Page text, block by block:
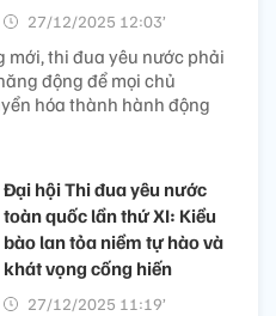
27/12/2025 12:03’
mới, thi đua yêu nước phải
động để mọi chủ
hóa thành hành động
Đại hội Thi đua yêu nước
toàn quốc lần thứ XI: Kiều
bào lan tỏa niềm tự hào và
khát vọng cống hiến
27/12/2025 11:19’